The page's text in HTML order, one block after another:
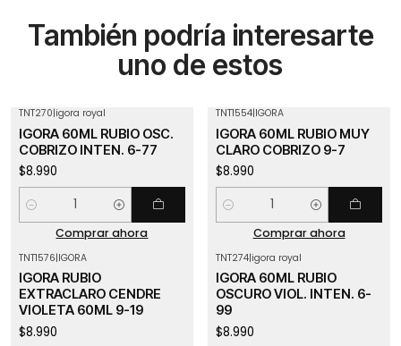
También podría interesarte
uno de estos
TNT270|igora royal
IGORA 60ML RUBIO OSC.
COBRIZO INTEN. 6-77
$8.990
Cantidad
Comprar ahora
TNT1554|IGORA
IGORA 60ML RUBIO MUY
CLARO COBRIZO 9-7
$8.990
Cantidad
Comprar ahora
TNT1576|IGORA
IGORA RUBIO
EXTRACLARO CENDRE
VIOLETA 60ML 9-19
$8.990
TNT274|igora royal
IGORA 60ML RUBIO
OSCURO VIOL. INTEN. 6-
99
$8.990